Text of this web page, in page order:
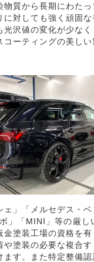
物質から長期にわた
に対しても強く頑固
光沢値の変化が少な
コーティングの美し
」「メルセデス・ベ
」「MINI」等の厳し
金塗装工場の資格を
や塗装の必要な複合
ます。また特定整備